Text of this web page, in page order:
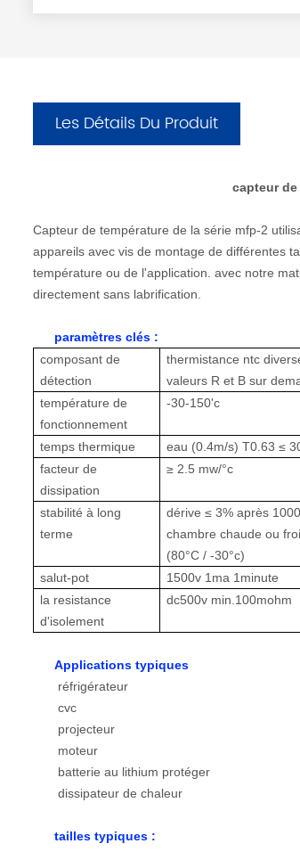
Les Détails Du Produit
capteur de
Capteur de température de la série mfp-2
appareils avec vis de montage de différentes
température ou de l'application. avec notre
directement sans labrification.
paramètres clés :
composant de
détection
thermistance ntc
valeurs R et B sur
température de
fonctionnement
-30-150'c
temps thermique eau (0.4m/s) T0.63 ≤
facteur de
dissipation
≥ 2.5 mw/°c
stabilité à long
terme
dérive ≤ 3% après
chambre chaude ou
(80°C / -30°c)
salut-pot
1500v 1ma 1minute
la resistance
d'isolement
dc500v min.100mohm
Applications typiques
réfrigérateur
cvc
projecteur
moteur
batterie au lithium protéger
dissipateur de chaleur
tailles typiques :